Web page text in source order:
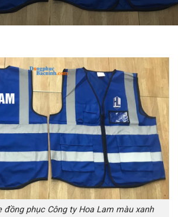
đồng phục Công ty Hoa Lam màu xanh